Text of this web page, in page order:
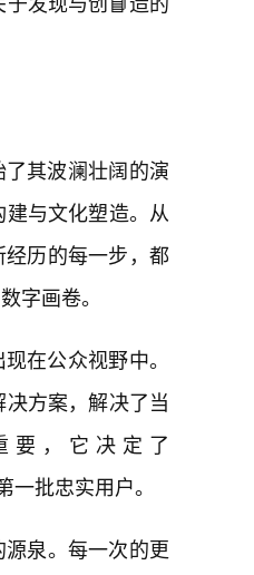
其波澜壮阔的演
与文化塑造。从
历的每一步，都
字画卷。
在公众视野中。
方案，解决了当
要，它决定了
批忠实用户。
泉。每一次的更